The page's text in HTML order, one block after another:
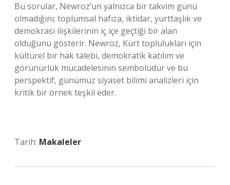
Bu sorular, Newroz’un yalnızca bir takvim günü
olmadığını; toplumsal hafıza, iktidar, yurttaşlık ve
demokrasi ilişkilerinin iç içe geçtiği bir alan
olduğunu gösterir. Newroz, Kürt toplulukları için
kültürel bir hak talebi, demokratik katılım ve
görünürlük mücadelesinin sembolüdür ve bu
perspektif, günümüz siyaset bilimi analizleri için
kritik bir örnek teşkil eder.
Tarih: Makaleler